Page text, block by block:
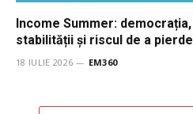
Income Summer:
stabilității și riscul de a
18 IULIE 2026 EM360